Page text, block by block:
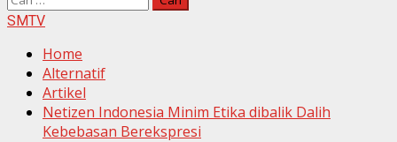
untuk:
SMTV
Home
Alternatif
Artikel
Netizen Indonesia Minim Etika dibalik Dalih
Kebebasan Berekspresi